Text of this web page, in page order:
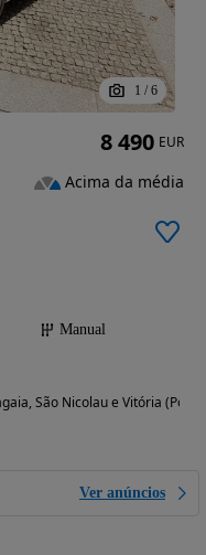
1 / 6
Manual
São Nicolau e Vitória (Porto)
Ver anúncios
8 490 EUR
Acima da média